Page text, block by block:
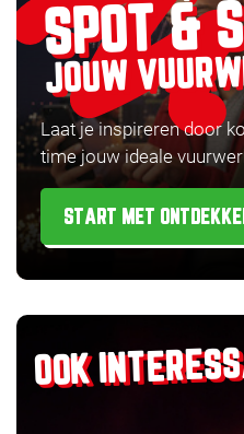
SPOT &
JOUW
Laat je inspireren door
time jouw ideale
START MET
OOK